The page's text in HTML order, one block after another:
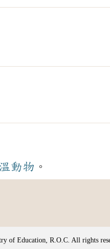
動物 。
of Education, R.O.C. All rights